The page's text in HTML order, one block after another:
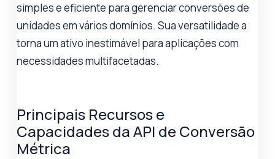
simples e eficiente para gerenciar conversões de
unidades em vários domínios. Sua versatilidade a
torna um ativo inestimável para aplicações com
necessidades multifacetadas.
Principais Recursos e
Capacidades da API de Conversão
Métrica